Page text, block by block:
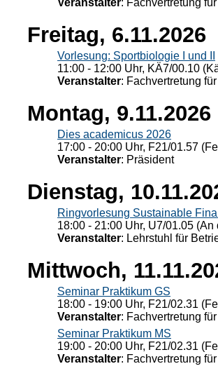
Veranstalter: Fachvertretung
Freitag, 6.11.2026
Vorlesung: Sportbiologie I und II
11:00 - 12:00 Uhr, KÄ7/00.10
Veranstalter: Fachvertretung
Montag, 9.11.2026
Dies academicus 2026
17:00 - 20:00 Uhr, F21/01.57
Veranstalter: Präsident
Dienstag,
Ringvorlesung Sustainable
18:00 - 21:00 Uhr, U7/01.05
Veranstalter: Lehrstuhl für
Mittwoch,
Seminar Praktikum GS
18:00 - 19:00 Uhr, F21/02.31
Veranstalter: Fachvertretung
Seminar Praktikum MS
19:00 - 20:00 Uhr, F21/02.31
Veranstalter: Fachvertretung